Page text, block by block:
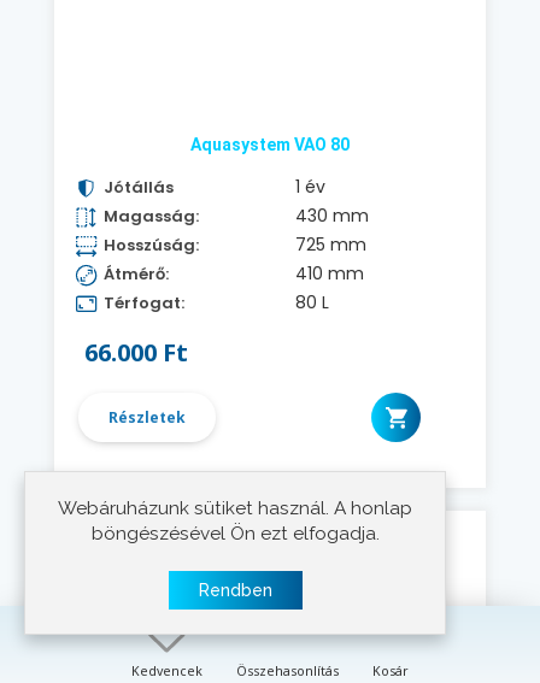
Aquasystem VAO 80
Jótállás 1 év
Magasság: 430 mm
Hosszúság: 725 mm
Átmérő: 410 mm
Térfogat: 80 L
66.000 Ft
Részletek
E-szivattyú ajánlásával
Kedvencek Összehasonlítás Kosár
Webáruházunk sütiket használ. A honlap
böngészésével Ön ezt elfogadja.
Rendben